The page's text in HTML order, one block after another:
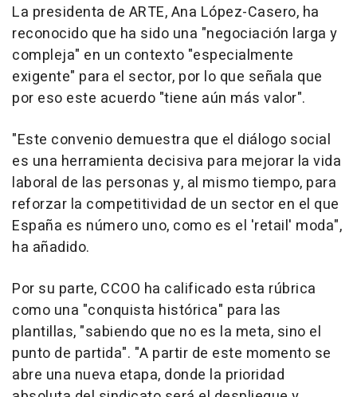
La presidenta de ARTE, Ana López-Casero, ha
reconocido que ha sido una "negociación larga y
compleja" en un contexto "especialmente
exigente" para el sector, por lo que señala que
por eso este acuerdo "tiene aún más valor".
"Este convenio demuestra que el diálogo social
es una herramienta decisiva para mejorar la vida
laboral de las personas y, al mismo tiempo, para
reforzar la competitividad de un sector en el que
España es número uno, como es el 'retail' moda",
ha añadido.
Por su parte, CCOO ha calificado esta rúbrica
como una "conquista histórica" para las
plantillas, "sabiendo que no es la meta, sino el
punto de partida". "A partir de este momento se
abre una nueva etapa, donde la prioridad